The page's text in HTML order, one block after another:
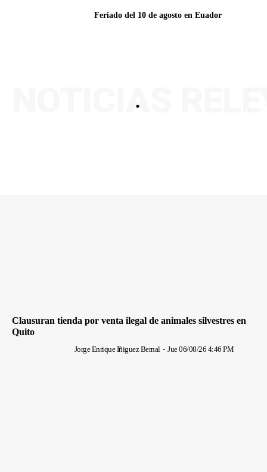
Feriado del 10 de agosto en Euador
.
NOTICIAS
Clausuran tienda por venta ilegal de animales silvestres en
Quito
Jorge Enrique Iñiguez Bernal - Jue 06/08/26 4:46 PM